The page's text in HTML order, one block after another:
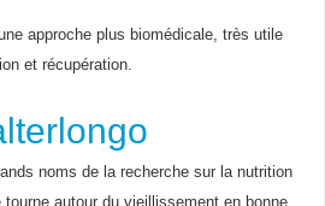
approche plus biomédicale, très utile
et récupération.
noms de la recherche sur la nutrition